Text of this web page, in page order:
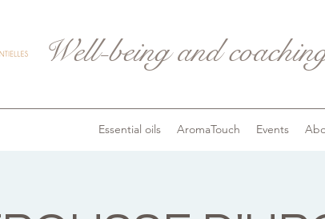
Well-being and
Essential oils AromaTouch Events